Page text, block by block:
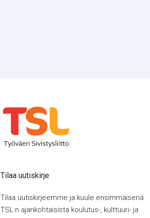
Tilaa uutiskirje
Tilaa uutiskirjeemme ja kuule ensimmäisenä
TSL:n ajankohtaisista koulutus-, kulttuuri- ja